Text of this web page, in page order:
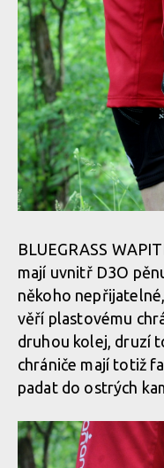
BLUEGRASS
mají uvnitř D3O
někoho
věří plastovému
druhou kolej, druzí
chrániče mají totiž
padat do ostrých